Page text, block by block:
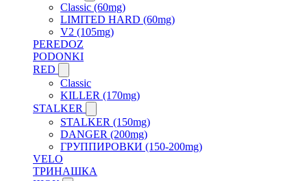
Classic (60mg)
LIMITED HARD (60mg)
V2 (105mg)
PEREDOZ
PODONKI
RED
Classic
KILLER (170mg)
STALKER
STALKER (150mg)
DANGER (200mg)
ГРУППИРОВКИ (150-200mg)
VELO
ТРИНАШКА